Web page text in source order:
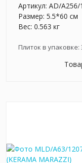
Артикул: AD/A256/
Размер: 5.5*60 см
Вес: 0.563 кг
Плиток в упаковке: